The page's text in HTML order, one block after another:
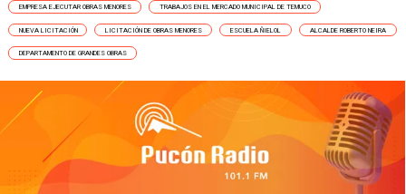
EMPRESA EJECUTAR OBRAS MENORES TRABAJOS EN EL MERCADO MUNICIPAL DE TEMUCO
NUEVA LICITACIÓN LICITACIÓN DE OBRAS MENORES ESCUELA ÑIELOL ALCALDE ROBERTO NEIRA
DEPARTAMENTO DE GRANDES OBRAS